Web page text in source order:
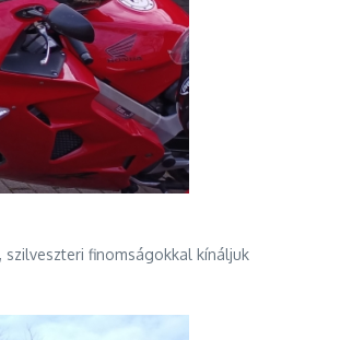
finomságokkal kínáljuk